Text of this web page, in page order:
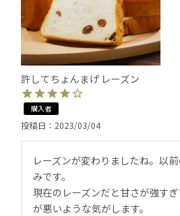
許してちょんまげ レーズン
購入者
投稿日 2023/03/04
レーズンが変わりましたね。以
みです。
現在のレーズンだと甘さが強す
が悪いような気がします。